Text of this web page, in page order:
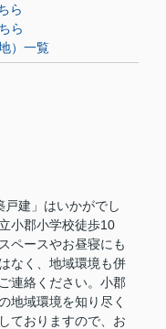
ら
ら
）一覧
戸建」はいかがでし
小郡小学校徒歩10
ペースやお昼寝にも
なく、地域環境も併
連絡ください。小郡
地域環境を知り尽く
ておりますので、お